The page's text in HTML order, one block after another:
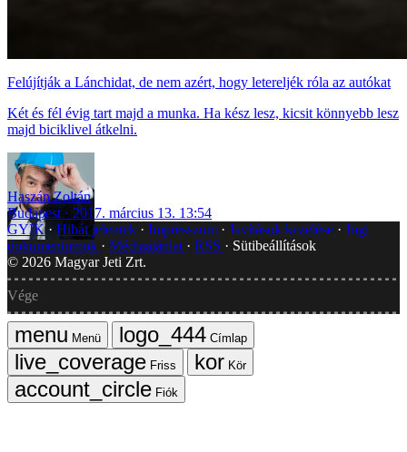
Felújítják a Lánchidat, de nem azért, hogy letereljék róla az autókat
Két és fél évig tart majd a munka. Ha kész lesz, kicsit könnyebb lesz
majd biciklivel átkelni.
Haszán Zoltán
Budapest
2017. március 13. 13:54
GYIK
Hibát jelentek Impresszum Javítások kezelése
Jogi
dokumentumok
Médiaajánlat RSS
Sütibeállítások
© 2026 Magyar Jeti Zrt.
Vége
Menü
Címlap
Friss
Kör
Fiók